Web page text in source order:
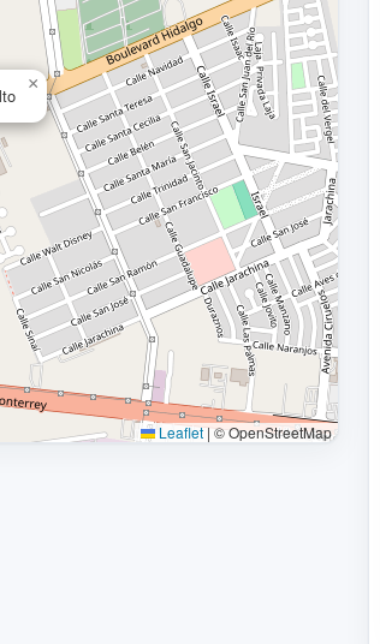
×
Leaflet|© OpenStreetMap